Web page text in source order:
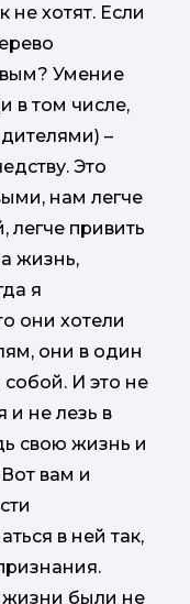
не хотят. Если
Умение
в том числе,
–
Это
нам легче
легче привить
жизнь,
я
они хотели
они в один
собой. И это не
и не лезь в
свою жизнь и
вам и
в ней так,
жизни были не